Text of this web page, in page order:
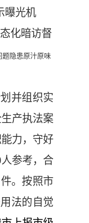
曝光机
化暗访督
题隐患原汁原味
并组织实
产执法案
力，守好
参考，合
。按照市
法的自觉